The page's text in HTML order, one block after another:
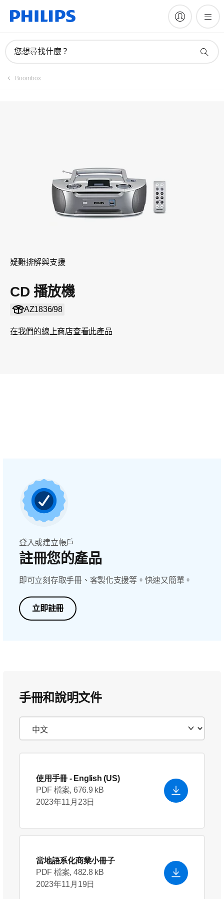
您想尋找什麼？
Boombox
疑難排解與支援
CD 播放機
AZ1836/98
在我們的線上商店查看此產品
註冊產品
登入或建立帳戶
註冊您的產品
即可立刻存取手冊、客製化支援等。快速又簡單。
立即註冊
手冊和說明文件
使用手冊 - English (US)
PDF 檔案, 676.9 kB
2023年11月23日
當地語系化商業小冊子
PDF 檔案, 482.8 kB
2023年11月19日